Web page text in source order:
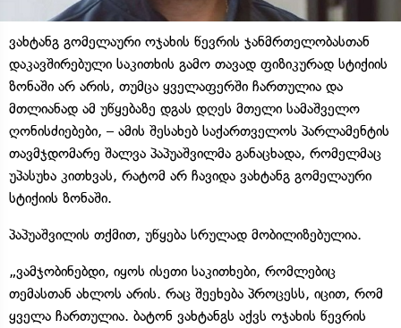
ვახტანგ გომელაური ოჯახის წევრის ჯანმრთელობასთან
დაკავშირებული საკითხის გამო თავად ფიზიკურად სტიქიის
ზონაში არ არის, თუმცა ყველაფერში ჩართულია და
მთლიანად ამ უწყებაზე დგას დღეს მთელი სამაშველო
ღონისძიებები, – ამის შესახებ საქართველოს პარლამენტის
თავმჯდომარე შალვა პაპუაშვილმა განაცხადა, რომელმაც
უპასუხა კითხვას, რატომ არ ჩავიდა ვახტანგ გომელაური
სტიქიის ზონაში.
პაპუაშვილის თქმით, უწყება სრულად მობილიზებულია.
„ვამჯობინებდი, იყოს ისეთი საკითხები, რომლებიც
თემასთან ახლოს არის. რაც შეეხება პროცესს, იცით, რომ
ყველა ჩართულია. ბატონ ვახტანგს აქვს ოჯახის წევრის